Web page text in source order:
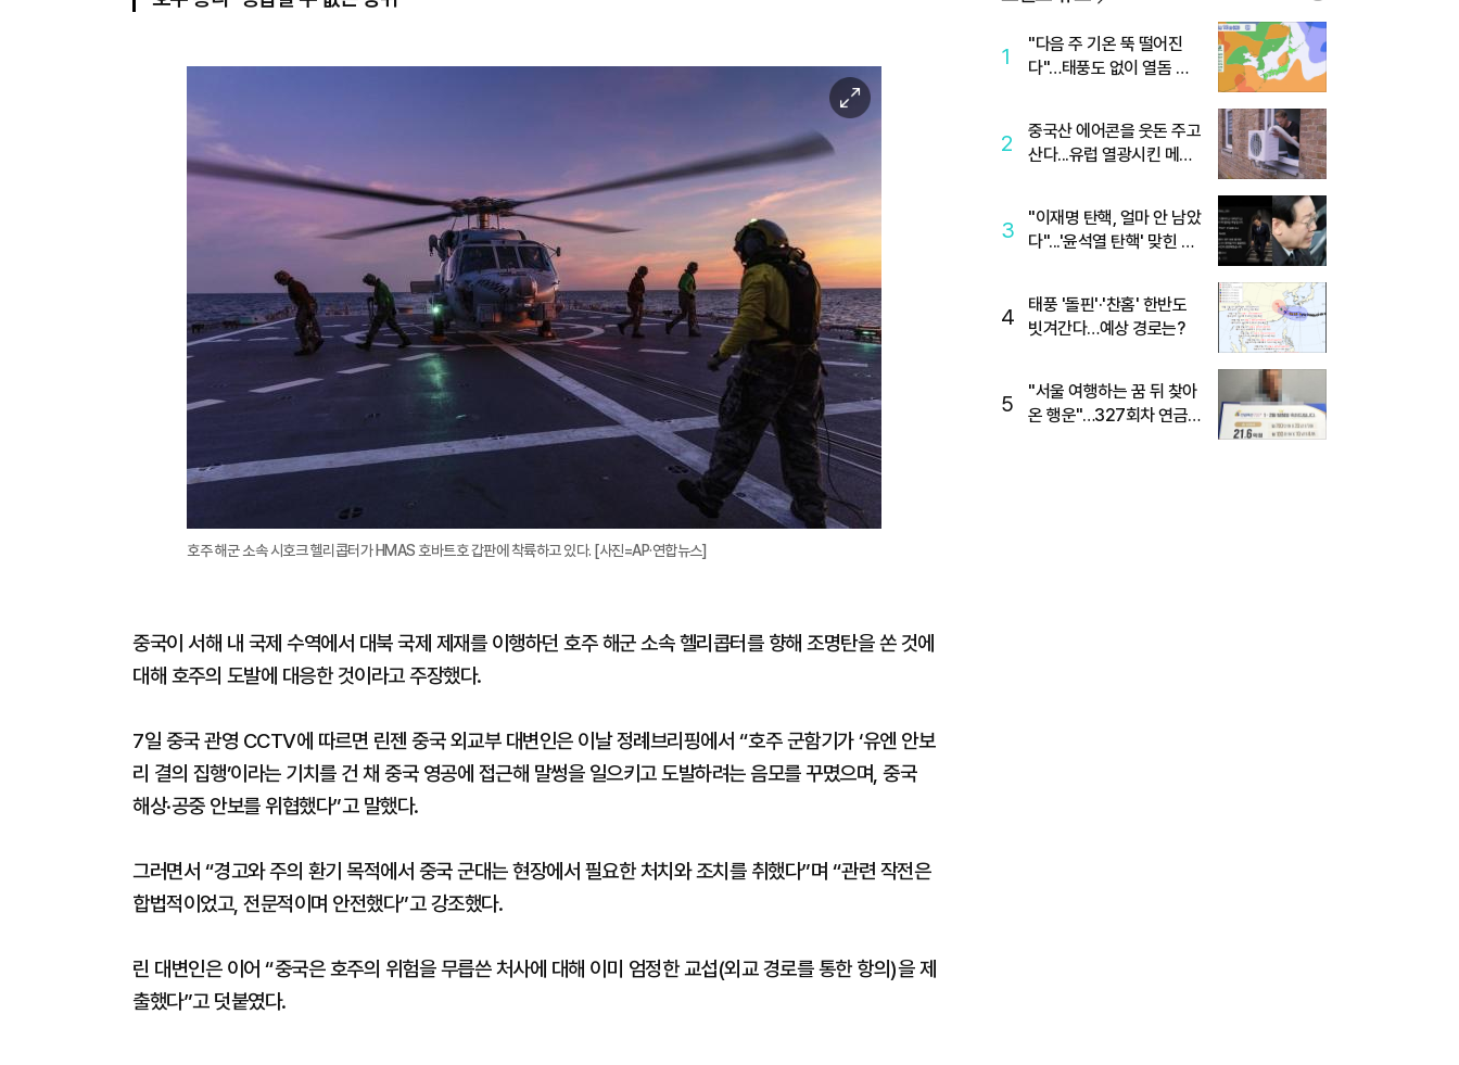
이
미
지
확
호주 해군 소속 시호크 헬리콥터가 HMAS 호바트호 갑판에 착륙하고 있다. [사진=AP·연합뉴스]
중국이 서해 내 국제 수역에서 대북 국제 제재를 이행하던 호주 해군 소속 헬리콥터를 향해 조명탄을 쏜 것에
대해 호주의 도발에 대응한 것이라고 주장했다.
7일 중국 관영 CCTV에 따르면 린젠 중국 외교부 대변인은 이날 정례브리핑에서 “호주 군함기가 ‘유엔 안보
리 결의 집행’이라는 기치를 건 채 중국 영공에 접근해 말썽을 일으키고 도발하려는 음모를 꾸몄으며, 중국
해상·공중 안보를 위협했다”고 말했다.
그러면서 “경고와 주의 환기 목적에서 중국 군대는 현장에서 필요한 처치와 조치를 취했다”며 “관련 작전은
합법적이었고, 전문적이며 안전했다”고 강조했다.
린 대변인은 이어 “중국은 호주의 위험을 무릅쓴 처사에 대해 이미 엄정한 교섭(외교 경로를 통한 항의)을 제
출했다”고 덧붙였다.
1
"다음 주 기온 뚝 떨어진
다"…태풍도 없이 열돔 박
2
중국산 에어콘을 웃돈 주고
산다...유럽 열광시킨 메이
3
"이재명 탄핵, 얼마 안 남았
다"...'윤석열 탄핵' 맞힌 무
4
태풍 '돌핀'·'찬홈' 한반도
빗겨간다…예상 경로는?
5
"서울 여행하는 꿈 뒤 찾아
온 행운"…327회차 연금